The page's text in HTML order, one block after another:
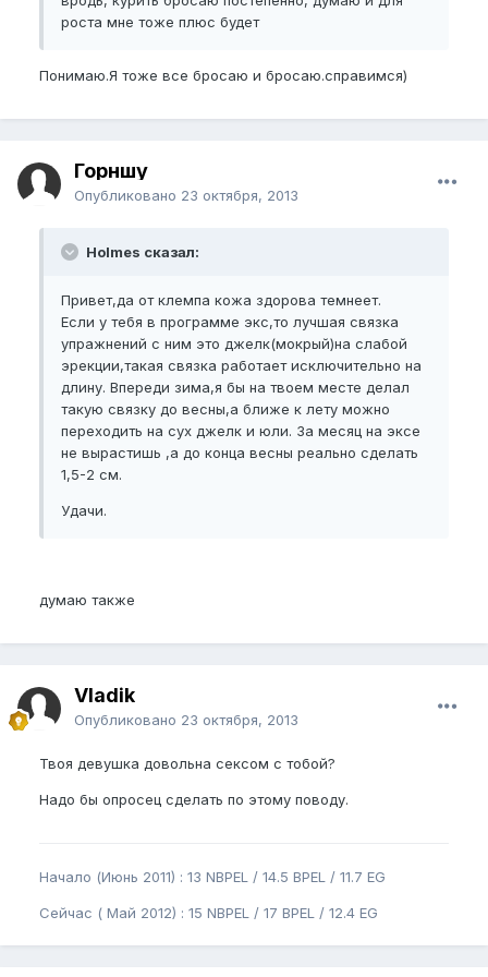
роста мне тоже плюс будет
Понимаю.Я тоже все бросаю и бросаю.справимся)
Горншу
Опубликовано 23 октября, 2013
Holmes сказал:
Привет,да от клемпа кожа здорова темнеет.
Если у тебя в программе экс,то лучшая связка
упражнений с ним это джелк(мокрый)на слабой
эрекции,такая связка работает исключительно на
длину. Впереди зима,я бы на твоем месте делал
такую связку до весны,а ближе к лету можно
переходить на сух джелк и юли. За месяц на эксе
не вырастишь ,а до конца весны реально сделать
1,5-2 см.
Удачи.
думаю также
Vladik
Опубликовано 23 октября, 2013
Твоя девушка довольна сексом с тобой?
Надо бы опросец сделать по этому поводу.
Начало (Июнь 2011) : 13 NBPEL / 14.5 BPEL / 11.7 EG
Сейчас ( Май 2012) : 15 NBPEL / 17 BPEL / 12.4 EG